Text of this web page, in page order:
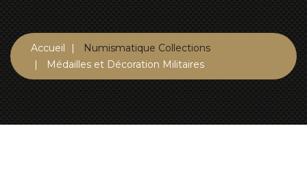
Accueil
Numismatique Collections
Médailles et Décoration Militaires